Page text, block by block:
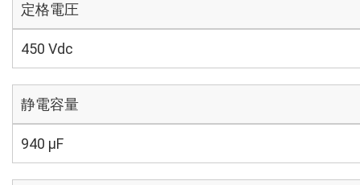
定格電圧
450 Vdc
静電容量
940 µF